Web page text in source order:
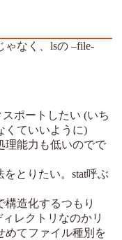
ゃなく、lsの –file-
ポートしたい (いち
くていいように)
理能力も低いのでで
とりたい。stat呼ぶ
造化するつもり
レクトリなのかリ
めてファイル種別を